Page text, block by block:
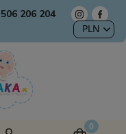
506 206 204